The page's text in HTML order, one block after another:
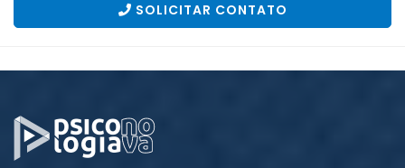
SOLICITAR CONTATO